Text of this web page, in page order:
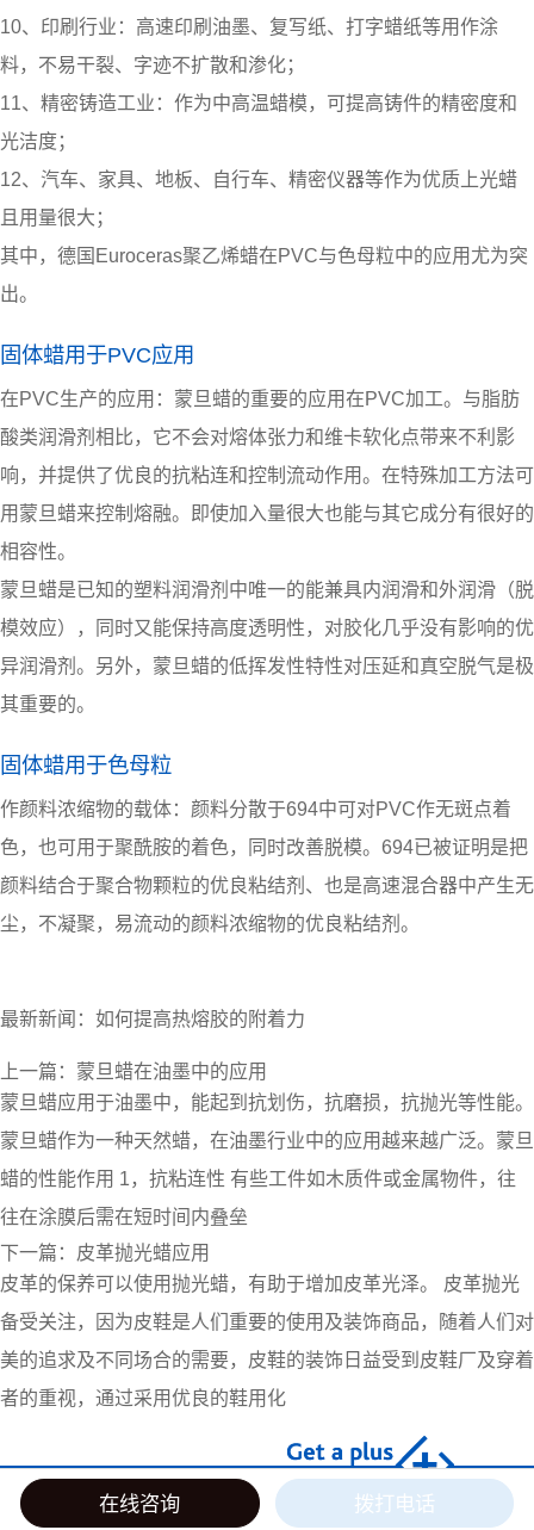
10、印刷行业：高速印刷油墨、复写纸、打字蜡纸等用作涂
料，不易干裂、字迹不扩散和渗化；
11、精密铸造工业：作为中高温蜡模，可提高铸件的精密度和
光洁度；
12、汽车、家具、地板、自行车、精密仪器等作为优质上光蜡
且用量很大；
其中，德国Euroceras聚乙烯蜡在PVC与色母粒中的应用尤为突
出。
固体蜡用于PVC应用
在PVC生产的应用：蒙旦蜡的重要的应用在PVC加工。与脂肪
酸类润滑剂相比，它不会对熔体张力和维卡软化点带来不利影
响，并提供了优良的抗粘连和控制流动作用。在特殊加工方法可
用蒙旦蜡来控制熔融。即使加入量很大也能与其它成分有很好的
相容性。
蒙旦蜡是已知的塑料润滑剂中唯一的能兼具内润滑和外润滑（脱
模效应），同时又能保持高度透明性，对胶化几乎没有影响的优
异润滑剂。另外，蒙旦蜡的低挥发性特性对压延和真空脱气是极
其重要的。
固体蜡用于色母粒
作颜料浓缩物的载体： 颜料分散于694中可对PVC作无斑点着
色，也可用于聚酰胺的着色，同时改善脱模。694已被证明是把
颜料结合于聚合物颗粒的优良粘结剂、也是高速混合器中产生无
尘，不凝聚，易流动的颜料浓缩物的优良粘结剂。
最新新闻： 如何提高热熔胶的附着力
上一篇： 蒙旦蜡在油墨中的应用
蒙旦蜡应用于油墨中，能起到抗划伤，抗磨损，抗抛光等性能。
蒙旦蜡作为一种天然蜡，在油墨行业中的应用越来越广泛。蒙旦
蜡的性能作用 1，抗粘连性 有些工件如木质件或金属物件，往
往在涂膜后需在短时间内叠垒
下一篇： 皮革抛光蜡应用
皮革的保养可以使用抛光蜡，有助于增加皮革光泽。 皮革抛光
备受关注，因为皮鞋是人们重要的使用及装饰商品，随着人们对
美的追求及不同场合的需要，皮鞋的装饰日益受到皮鞋厂及穿着
者的重视，通过采用优良的鞋用化
佛山市翁开尔贸易有限公司CopyRight © 2011 - 2022 . All Rights
Reserved
公安机关备案号44060402000074号
在线咨询 拨打电话